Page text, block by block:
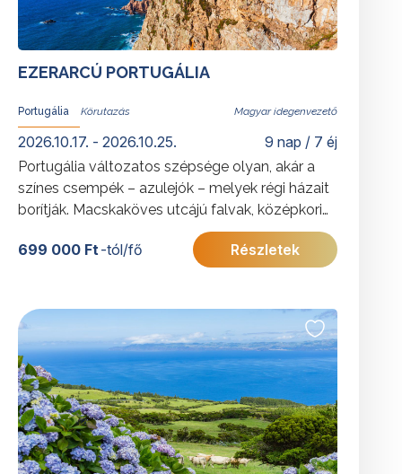
felgyorsult mindennapjainkban oly sokszor
hiányzik. A mezőgazdaság és halászat fontos
meghatározója a sziget gazdaságának, sajtjaik,
teájuk, helyi ételeik különlegesek. A csillagtúra
Sao Miguel sziget legszebb látnivalóit mutatja
be, így jut idő a pihenésre is.
További érdekességekért Portugáliáról
kattintson ide.
EZERARCÚ PORTUGÁLIA
Portugália Magyar idegenvezető
2026.10.17. - 2026.10.25. 9 nap / 7 éj
Portugália változatos szépsége olyan, akár a
színes csempék – azulejók – melyek régi házait
borítják. Macskaköves utcájú falvak, középkori
várak, aranyló strandok, a dicső múlt emlékei,
idilli tájak, remek ételek és nagyszerű emberek
További érdekességekért Portugáliáról
kattintson ide.
699 000 Ft-tól/fő Részletek